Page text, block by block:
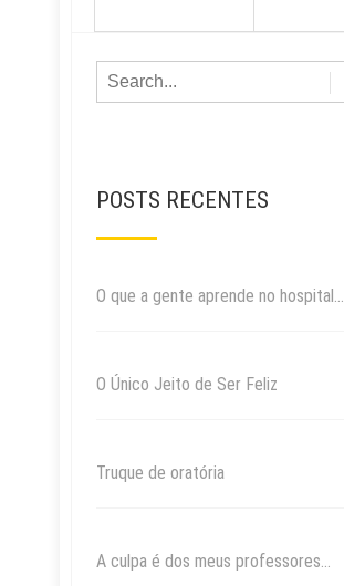
POSTS RECENTES
O que a gente aprende no hospital…
O Único Jeito de Ser Feliz
Truque de oratória
A culpa é dos meus professores…